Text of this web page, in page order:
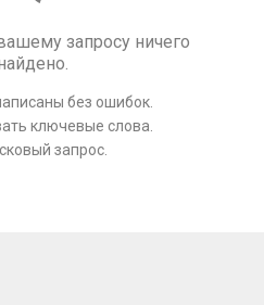
запросу ничего
без ошибок.
ключевые слова.
запрос.